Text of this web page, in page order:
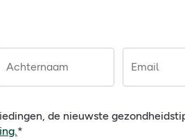
Achternaam Email
de nieuwste
*